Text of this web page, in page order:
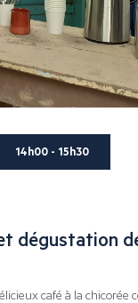
14h00 - 15h30
dégustation
café à la chicorée